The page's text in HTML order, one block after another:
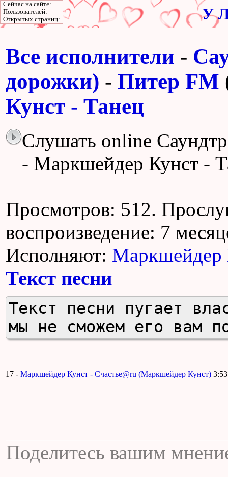
У
Все исполнители -
дорожки) - Питер FM
Кунст - Танец
Слушать online
- Маркшейдер Кунст -
Просмотров: 512.
воспроизведение: 7
Исполняют: Маркшейдер
Текст песни
Текст песни пугает
мы не сможем его вам
17 - Маркшейдер Кунст - Счастье@ru (Маркшейдер Кунст)
Сейчас на сайте:
Пользователей:
Открытых страниц: